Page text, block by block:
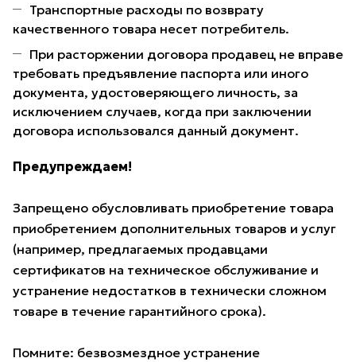
Транспортные расходы по возврату
качественного товара несет потребитель.
При расторжении договора продавец не вправе
требовать предъявление паспорта или иного
документа, удостоверяющего личность, за
исключением случаев, когда при заключении
договора использовался данный документ.
Предупреждаем!
Запрещено обусловливать приобретение товара
приобретением дополнительных товаров и услуг
(например, предлагаемых продавцами
сертификатов на техническое обслуживание и
устранение недостатков в технически сложном
товаре в течение гарантийного срока).
Помните: безвозмездное устранение